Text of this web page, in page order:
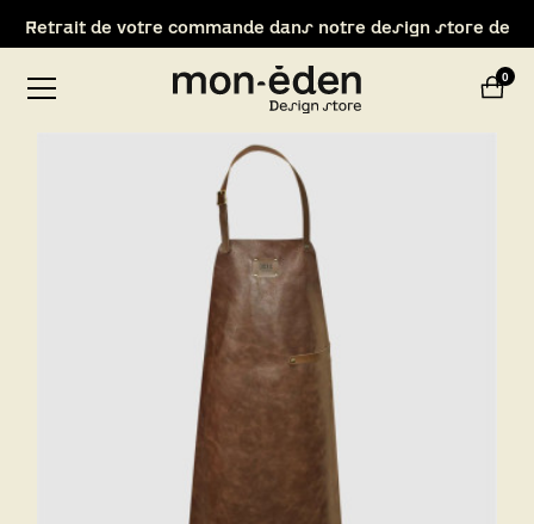
Retrait de votre commande dans notre design store de
Lyon-Brignais 0